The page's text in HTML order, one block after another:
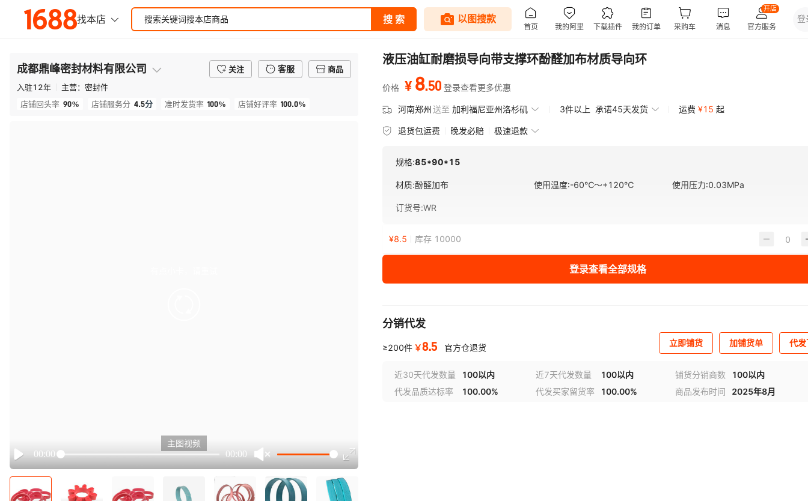
成都鼎峰密封材料有限公司 关注 客服
商品
入驻12年 主营： 密封件
店铺回头率 90% 店铺服务分 4.5分 准时发货率 100% 店铺好评率 100.0%
Play
00:00 00:00
主图视频
液压油缸耐磨损导向带支撑环酚醛加布材质导向环
价格 ¥ 8.50 登录查看更多优惠
河南郑州送至 加利福尼亚州洛杉矶 3件以上 承诺45天发货 运费 ¥15 起
退货包运费 晚发必赔 极速退款
规格:85*90*15
材质:酚醛加布 使用温度:-60℃～+120℃ 使用压力:0.03MPa
订货号:WR
¥8.5 库存 10000
登录查看全部规格
分销代发
≥200件 ￥8.5 官方仓退货 立即铺货 加铺货单 代
近30天代发数量 100以内 近7天代发数量 100以内 铺货分销商数
100以内
代发品质达标率
100.00% 代发买家留货率 100.00% 商品发布时间 2025年8月